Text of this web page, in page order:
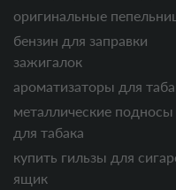
оригинальные
бензин для заправки
зажигалок
ароматизаторы для
металлические подносы
для табака
купить гильзы для
ящик